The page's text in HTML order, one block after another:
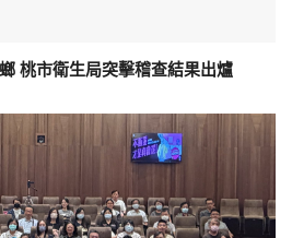
桃市衛生局突擊稽查結果出爐